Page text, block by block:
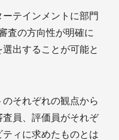
テインメントに部門
査の方向性が明確に
出することが可能と
それぞれの観点から
員、評価員がそれぞ
ィに求めたものとは